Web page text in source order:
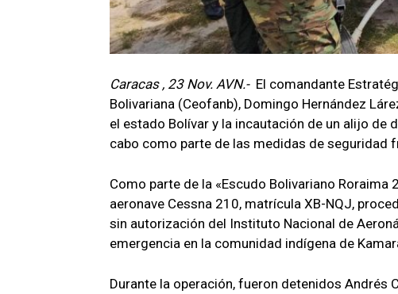
Caracas , 23 Nov. AVN.- El comandante
Bolivariana (Ceofanb), Domingo Hernández
el estado Bolívar y la incautación de un alijo de
cabo como parte de las medidas de seguridad
Como parte de la «Escudo Bolivariano
aeronave Cessna 210, matrícula XB-NQJ,
sin autorización del Instituto Nacional de
emergencia en la comunidad indígena de
Durante la operación, fueron detenidos Andrés